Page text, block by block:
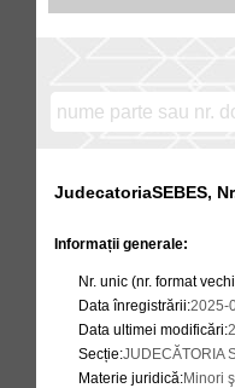
JudecatoriaSEBES,
Informații generale:
Nr. unic (nr. format
Data înregistrării:2025-
Data ultimei modificări:
Secție:JUDECĂTORIA
Materie juridică:Minori